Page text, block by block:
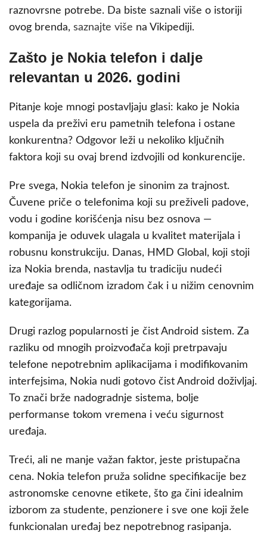
raznovrsne potrebe. Da biste saznali više o istoriji
ovog brenda, saznajte više na Vikipediji.
Zašto je Nokia telefon i dalje
relevantan u 2026. godini
Pitanje koje mnogi postavljaju glasi: kako je Nokia
uspela da preživi eru pametnih telefona i ostane
konkurentna? Odgovor leži u nekoliko ključnih
faktora koji su ovaj brend izdvojili od konkurencije.
Pre svega, Nokia telefon je sinonim za trajnost.
Čuvene priče o telefonima koji su preživeli padove,
vodu i godine korišćenja nisu bez osnova —
kompanija je oduvek ulagala u kvalitet materijala i
robusnu konstrukciju. Danas, HMD Global, koji stoji
iza Nokia brenda, nastavlja tu tradiciju nudeći
uređaje sa odličnom izradom čak i u nižim cenovnim
kategorijama.
Drugi razlog popularnosti je čist Android sistem. Za
razliku od mnogih proizvođača koji pretrpavaju
telefone nepotrebnim aplikacijama i modifikovanim
interfejsima, Nokia nudi gotovo čist Android doživljaj.
To znači brže nadogradnje sistema, bolje
performanse tokom vremena i veću sigurnost
uređaja.
Treći, ali ne manje važan faktor, jeste pristupačna
cena. Nokia telefon pruža solidne specifikacije bez
astronomske cenovne etikete, što ga čini idealnim
izborom za studente, penzionere i sve one koji žele
funkcionalan uređaj bez nepotrebnog rasipanja.